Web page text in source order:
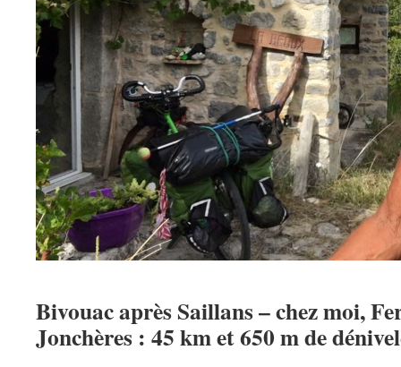
Bivouac après Saillans – chez moi,
Jonchères : 45 km et 650 m de